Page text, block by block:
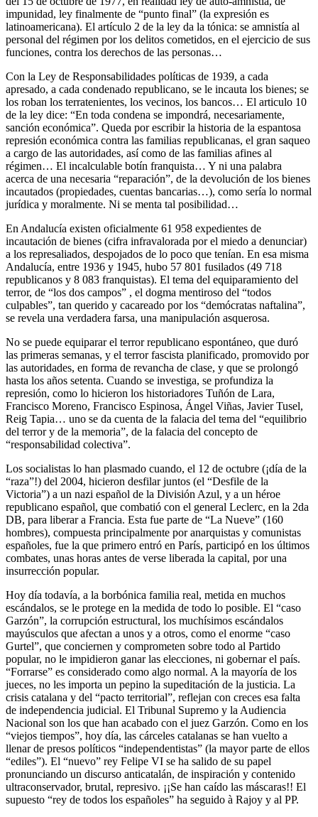
impunidad, ley finalmente de “punto final” (la expresión es
latinoamericana). El artículo 2 de la ley da la tónica: se amnistía al
personal del régimen por los delitos cometidos, en el ejercicio de sus
funciones, contra los derechos de las personas…
Con la Ley de Responsabilidades políticas de 1939, a cada
apresado, a cada condenado republicano, se le incauta los bienes; se
los roban los terratenientes, los vecinos, los bancos… El articulo 10
de la ley dice: “En toda condena se impondrá, necesariamente,
sanción económica”. Queda por escribir la historia de la espantosa
represión económica contra las familias republicanas, el gran saqueo
a cargo de las autoridades, así como de las familias afines al
régimen… El incalculable botín franquista… Y ni una palabra
acerca de una necesaria “reparación”, de la devolución de los bienes
incautados (propiedades, cuentas bancarias…), como sería lo normal
jurídica y moralmente. Ni se menta tal posibilidad…
En Andalucía existen oficialmente 61 958 expedientes de
incautación de bienes (cifra infravalorada por el miedo a denunciar)
a los represaliados, despojados de lo poco que tenían. En esa misma
Andalucía, entre 1936 y 1945, hubo 57 801 fusilados (49 718
republicanos y 8 083 franquistas). El tema del equiparamiento del
terror, de “los dos campos” , el dogma mentiroso del “todos
culpables”, tan querido y cacareado por los “demócratas naftalina”,
se revela una verdadera farsa, una manipulación asquerosa.
No se puede equiparar el terror republicano espontáneo, que duró
las primeras semanas, y el terror fascista planificado, promovido por
las autoridades, en forma de revancha de clase, y que se prolongó
hasta los años setenta. Cuando se investiga, se profundiza la
represión, como lo hicieron los historiadores Tuñón de Lara,
Francisco Moreno, Francisco Espinosa, Ángel Viñas, Javier Tusel,
Reig Tapia… uno se da cuenta de la falacia del tema del “equilibrio
del terror y de la memoria”, de la falacia del concepto de
“responsabilidad colectiva”.
Los socialistas lo han plasmado cuando, el 12 de octubre (¡día de la
“raza”!) del 2004, hicieron desfilar juntos (el “Desfile de la
Victoria”) a un nazi español de la División Azul, y a un héroe
republicano español, que combatió con el general Leclerc, en la 2da
DB, para liberar a Francia. Esta fue parte de “La Nueve” (160
hombres), compuesta principalmente por anarquistas y comunistas
españoles, fue la que primero entró en París, participó en los últimos
combates, unas horas antes de verse liberada la capital, por una
insurrección popular.
Hoy día todavía, a la borbónica familia real, metida en muchos
escándalos, se le protege en la medida de todo lo posible. El “caso
Garzón”, la corrupción estructural, los muchísimos escándalos
mayúsculos que afectan a unos y a otros, como el enorme “caso
Gurtel”, que conciernen y comprometen sobre todo al Partido
popular, no le impidieron ganar las elecciones, ni gobernar el país.
“Forrarse” es considerado como algo normal. A la mayoría de los
jueces, no les importa un pepino la supeditación de la justicia. La
crisis catalana y del “pacto territorial”, reflejan con creces esa falta
de independencia judicial. El Tribunal Supremo y la Audiencia
Nacional son los que han acabado con el juez Garzón. Como en los
“viejos tiempos”, hoy día, las cárceles catalanas se han vuelto a
llenar de presos políticos “independentistas” (la mayor parte de ellos
“ediles”). El “nuevo” rey Felipe VI se ha salido de su papel
pronunciando un discurso anticatalán, de inspiración y contenido
ultraconservador, brutal, represivo. ¡¡Se han caído las máscaras!! El
supuesto “rey de todos los españoles” ha seguido à Rajoy y al PP.